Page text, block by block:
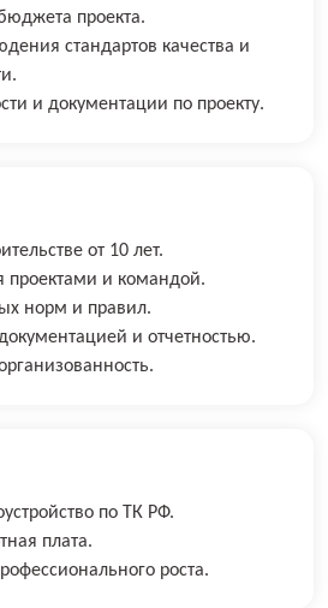
проекта.
стандартов качества и
и документации по проекту.
от 10 лет.
проектами и командой.
норм и правил.
и отчетностью.
по ТК РФ.
плата.
роста.